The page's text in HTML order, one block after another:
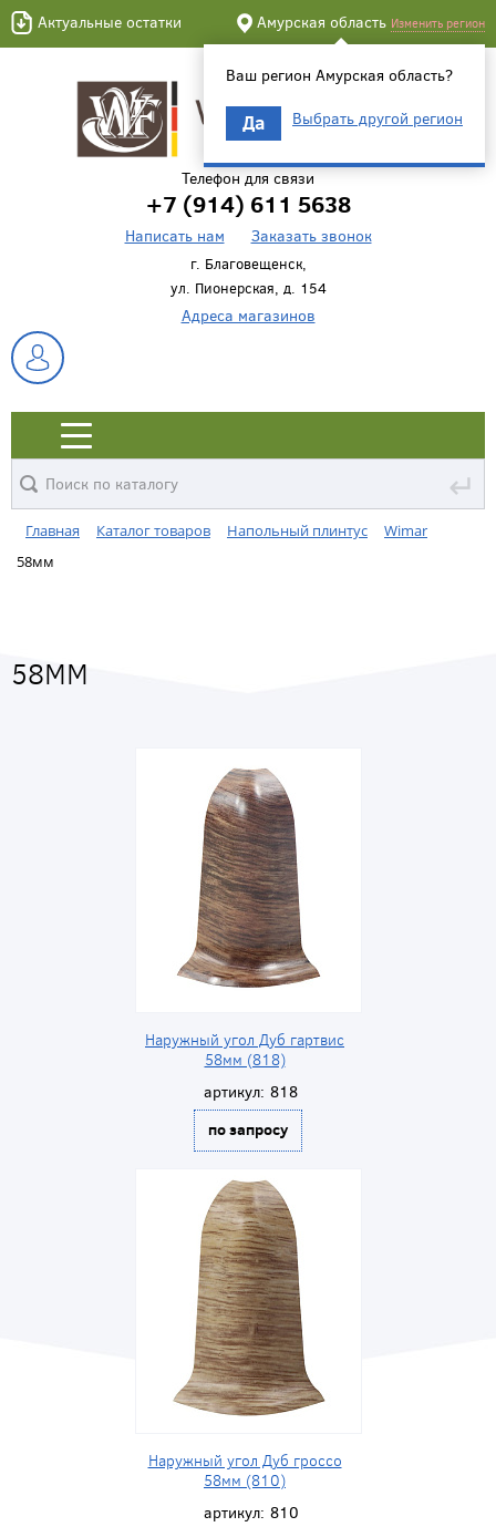
Актуальные остатки Амурская область Изменить регион
Ваш регион Амурская область?
Да Выбрать другой регион
Телефон для связи
+7 (914) 611 5638
Написать нам Заказать звонок
г. Благовещенск,
ул. Пионерская, д. 154
Адреса магазинов
↵
Главная Каталог товаров Напольный плинтус
Wimar
58мм
58ММ
Наружный угол Дуб гартвис
58мм (818)
артикул: 818
по запросу
Наружный угол Дуб гроссо
58мм (810)
артикул: 810